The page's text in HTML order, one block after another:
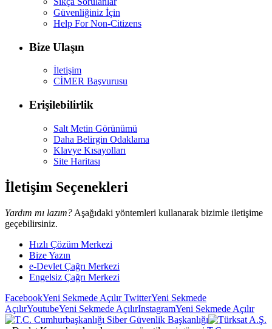
Güvenliğiniz İçin
Help For Non-Citizens
Bize Ulaşın
İletişim
CİMER Başvurusu
Erişilebilirlik
Salt Metin Görünümü
Daha Belirgin Odaklama
Klavye Kısayolları
Site Haritası
İletişim Seçenekleri
Yardım mı lazım? Aşağıdaki yöntemleri kullanarak bizimle iletişime
geçebilirsiniz.
Hızlı Çözüm Merkezi
Bize Yazın
e-Devlet Çağrı Merkezi
Engelsiz Çağrı Merkezi
FacebookYeni Sekmede AçılırTwitterYeni Sekmede
AçılırYoutubeYeni Sekmede AçılırInstagramYeni Sekmede Açılır